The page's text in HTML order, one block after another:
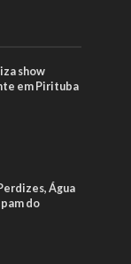
show
em Pirituba
Água
do